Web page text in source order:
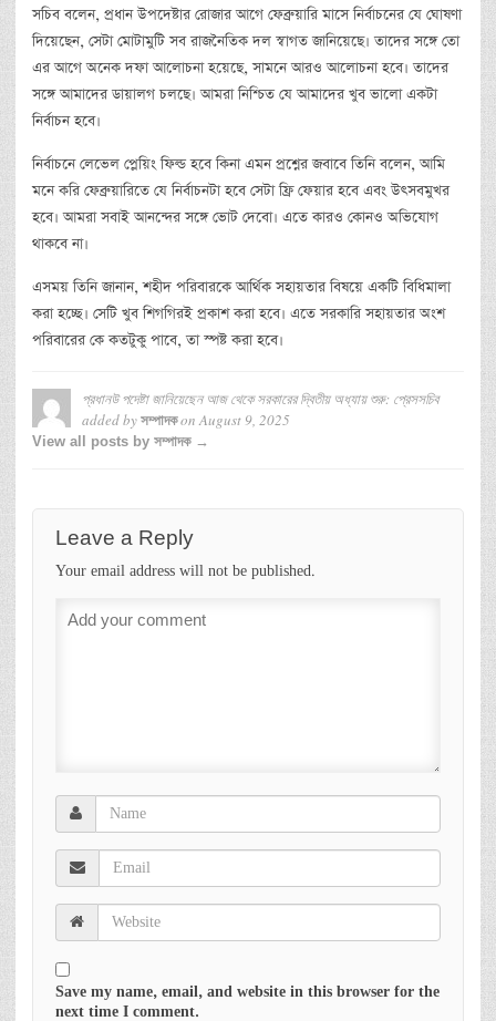
সচিব বলেন, প্রধান উপদেষ্টার রোজার আগে ফেব্রুয়ারি মাসে নির্বাচনের যে ঘোষণা
দিয়েছেন, সেটা মোটামুটি সব রাজনৈতিক দল স্বাগত জানিয়েছে। তাদের সঙ্গে তো
এর আগে অনেক দফা আলোচনা হয়েছে, সামনে আরও আলোচনা হবে। তাদের
সঙ্গে আমাদের ডায়ালগ চলছে। আমরা নিশ্চিত যে আমাদের খুব ভালো একটা
নির্বাচন হবে।
নির্বাচনে লেভেল প্লেয়িং ফিল্ড হবে কিনা এমন প্রশ্নের জবাবে তিনি বলেন, আমি
মনে করি ফেব্রুয়ারিতে যে নির্বাচনটা হবে সেটা ফ্রি ফেয়ার হবে এবং উৎসবমুখর
হবে। আমরা সবাই আনন্দের সঙ্গে ভোট দেবো। এতে কারও কোনও অভিযোগ
থাকবে না।
এসময় তিনি জানান, শহীদ পরিবারকে আর্থিক সহায়তার বিষয়ে একটি বিধিমালা
করা হচ্ছে। সেটি খুব শিগগিরই প্রকাশ করা হবে। এতে সরকারি সহায়তার অংশ
পরিবারের কে কতটুকু পাবে, তা স্পষ্ট করা হবে।
প্রধানউ পদেষ্টা জানিয়েছেন আজ থেকে সরকারের দ্বিতীয় অধ্যায় শুরু: প্রেসসচিব
added by সম্পাদকonAugust 9, 2025
View all posts by সম্পাদক →
Leave a Reply
Your email address will not be published.
Save my name, email, and website in this browser for the
next time I comment.